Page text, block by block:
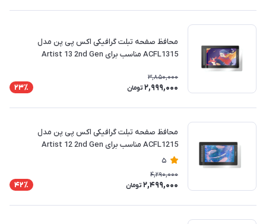
محافظ صفحه تبلت گرافیکی اکس پی پن مدل
ACFL1315 مناسب برای Artist 13 2nd Gen
3,850,000
2,999,000 تومان 23٪
محافظ صفحه تبلت گرافیکی اکس پی پن مدل
ACFL1215 مناسب برای Artist 12 2nd Gen
5
4,290,000
2,499,000 تومان 42٪